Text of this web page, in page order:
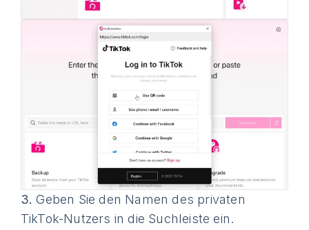
3. Geben Sie den Namen des privaten
TikTok-Nutzers in die Suchleiste ein.